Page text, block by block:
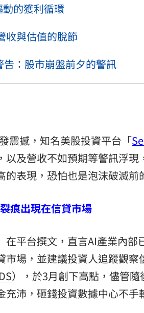
的獲利循環
收與估值的脫節
：股市崩盤前夕的警訊
震撼，知名美股投資平台「
及營收不如預期等警訊浮現
表現，恐怕也是泡沫破滅前
痕出現在信貸市場
平台撰文，直言AI產業內部
場，並建議投資人追蹤觀察
），於3月創下高點，儘管
沛，砸錢投資數據中心不手